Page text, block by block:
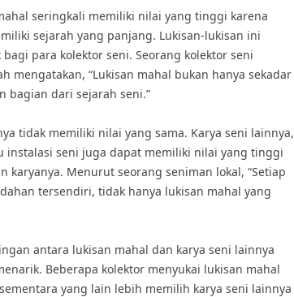
seringkali memiliki nilai yang tinggi karena
sejarah yang panjang. Lukisan-lukisan ini
para kolektor seni. Seorang kolektor seni
mengatakan, “Lukisan mahal bukan hanya sekadar
bagian dari sejarah seni.”
tidak memiliki nilai yang sama. Karya seni lainnya,
instalasi seni juga dapat memiliki nilai yang tinggi
Menurut seorang seniman lokal, “Setiap
tersendiri, tidak hanya lukisan mahal yang
antara lukisan mahal dan karya seni lainnya
Beberapa kolektor menyukai lukisan mahal
yang lain lebih memilih karya seni lainnya